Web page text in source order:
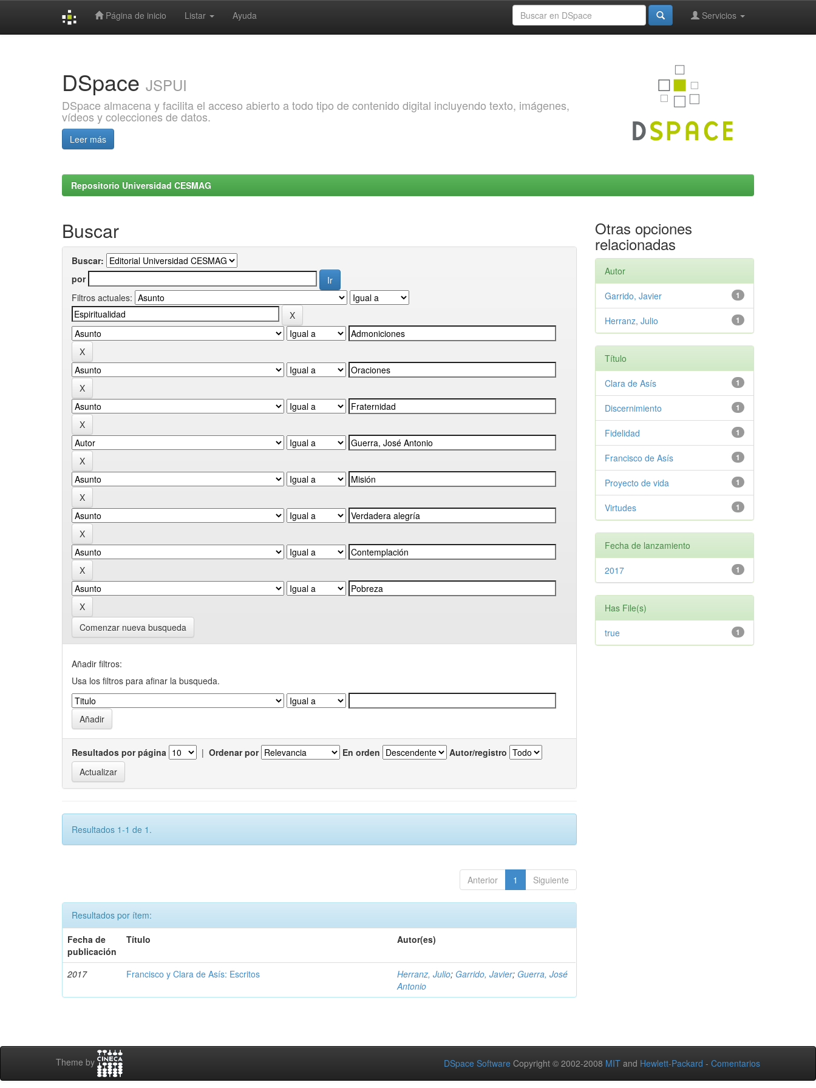
Página de inicio Listar Ayuda Servicios
DSpace JSPUI
DSpace almacena y facilita el acceso abierto a todo tipo de contenido digital incluyendo texto, imágenes,
vídeos y colecciones de datos.
Leer más
Repositorio Universidad CESMAG
Buscar
Buscar:
por
Filtros actuales:
Comenzar nueva busqueda
Añadir filtros:
Usa los filtros para afinar la busqueda.
Resultados por página | Ordenar por En orden Autor/registro
Resultados 1-1 de 1.
Anterior 1 Siguiente
Resultados por ítem:
Fecha de
publicación
Título Autor(es)
2017 Francisco y Clara de Asís: Escritos Herranz, Julio; Garrido, Javier; Guerra, José
Antonio
Otras opciones
relacionadas
Autor
1
Garrido, Javier
1
Herranz, Julio
Título
1
Clara de Asís
1
Discernimiento
1
Fidelidad
1
Francisco de Asís
1
Proyecto de vida
1
Virtudes
Fecha de lanzamiento
1
2017
Has File(s)
1
true
Theme by DSpace Software Copyright © 2002-2008 MIT and Hewlett-Packard - Comentarios